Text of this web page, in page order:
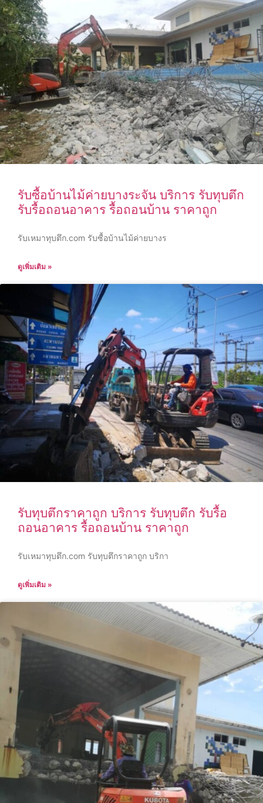
รับซื้อบ้านไม้ค่ายบางระจัน บริการ รับทุบตึก
รับรื้อถอนอาคาร รื้อถอนบ้าน ราคาถูก
รับเหมาทุบตึก.com รับซื้อบ้านไม้ค่ายบางร
ดูเพิ่มเติม »
รับทุบตึกราคาถูก บริการ รับทุบตึก รับรื้อ
ถอนอาคาร รื้อถอนบ้าน ราคาถูก
รับเหมาทุบตึก.com รับทุบตึกราคาถูก บริกา
ดูเพิ่มเติม »